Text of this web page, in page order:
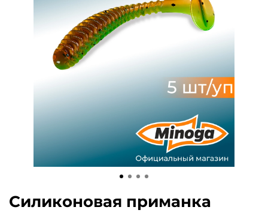
Силиконовая приманка